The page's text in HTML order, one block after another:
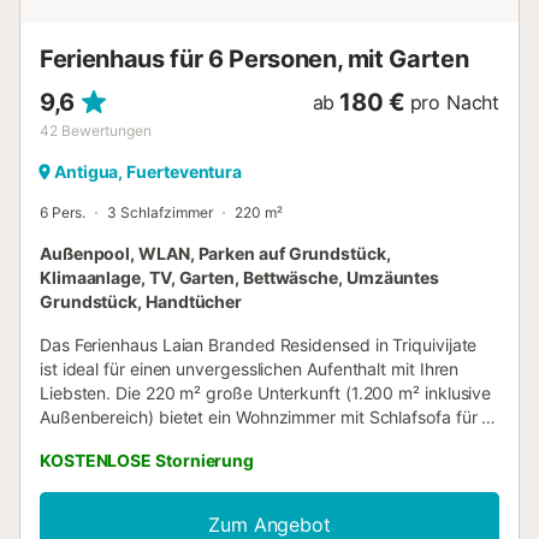
Ferienhaus für 6 Personen, mit Garten
9,6
42 Bewertungen
ab 180 € pro Nacht
Antigua, Fuerteventura
6 Pers. 3 Schlafzimmer 220 m²
Außenpool, WLAN, Parken auf Grundstück,
Klimaanlage, TV, Garten, Bettwäsche, Umzäuntes
Grundstück, Handtücher
Das Ferienhaus Laian Branded Residensed in Triquivijate
ist ideal für einen unvergesslichen Aufenthalt mit Ihren
Liebsten. Die 220 m² große Unterkunft (1.200 m² inklusive
Außenbereich) bietet ein Wohnzimmer mit Schlafsofa für 2
(Doppelbetten in den Hauptschlafzimmern: 1,8 x 2 m) und
3 Bäder. Es finden 6 Erwachsene und 2 Babys Platz. Zu
den weiteren Annehmlichkeiten zählen Highspeed-WLAN
KOSTENLOSE Stornierung
Zum Angebot